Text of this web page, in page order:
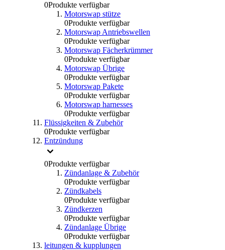
0Produkte verfügbar
Motorswap stütze
0Produkte verfügbar
Motorswap Antriebswellen
0Produkte verfügbar
Motorswap Fächerkrümmer
0Produkte verfügbar
Motorswap Übrige
0Produkte verfügbar
Motorswap Pakete
0Produkte verfügbar
Motorswap harnesses
0Produkte verfügbar
Flüssigkeiten & Zubehör
0Produkte verfügbar
Entzündung
0Produkte verfügbar
Zündanlage & Zubehör
0Produkte verfügbar
Zündkabels
0Produkte verfügbar
Zündkerzen
0Produkte verfügbar
Zündanlage Übrige
0Produkte verfügbar
leitungen & kupplungen